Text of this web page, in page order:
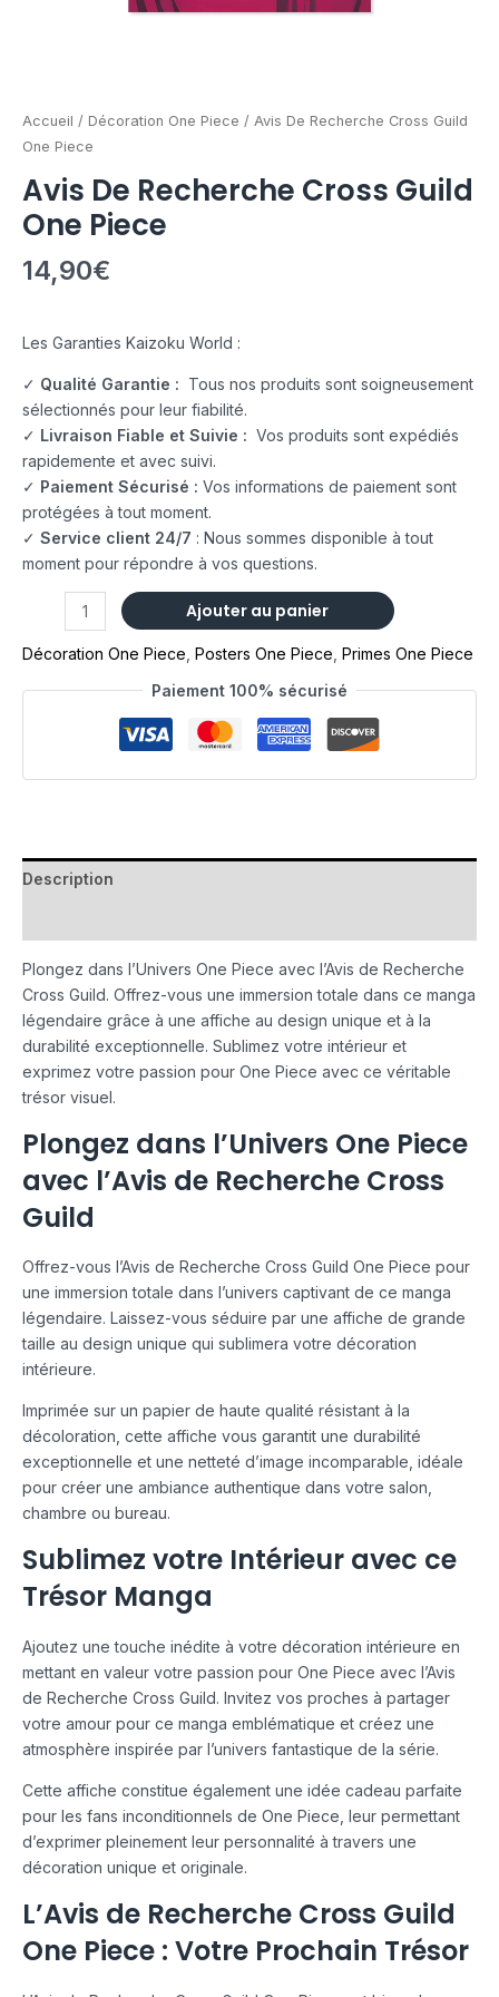
Accueil / Décoration One Piece / Avis De Recherche Cross Guild
One Piece
Avis De Recherche Cross Guild
One Piece
14,90€
Les Garanties Kaizoku World :
✓ Qualité Garantie : Tous nos produits sont soigneusement
sélectionnés pour leur fiabilité.
✓ Livraison Fiable et Suivie : Vos produits sont expédiés
rapidemente et avec suivi.
✓ Paiement Sécurisé : Vos informations de paiement sont
protégées à tout moment.
✓ Service client 24/7 : Nous sommes disponible à tout
moment pour répondre à vos questions.
Ajouter au panier
Décoration One Piece Posters One Piece Primes One Piece
Paiement 100% sécurisé
Description
Plongez dans l’Univers One Piece avec l’Avis de Recherche
Cross Guild. Offrez-vous une immersion totale dans ce manga
légendaire grâce à une affiche au design unique et à la
durabilité exceptionnelle. Sublimez votre intérieur et
exprimez votre passion pour One Piece avec ce véritable
trésor visuel.
Plongez dans l’Univers One Piece
avec l’Avis de Recherche Cross
Guild
Offrez-vous l’Avis de Recherche Cross Guild One Piece pour
une immersion totale dans l’univers captivant de ce manga
légendaire. Laissez-vous séduire par une affiche de grande
taille au design unique qui sublimera votre décoration
intérieure.
Imprimée sur un papier de haute qualité résistant à la
décoloration, cette affiche vous garantit une durabilité
exceptionnelle et une netteté d’image incomparable, idéale
pour créer une ambiance authentique dans votre salon,
chambre ou bureau.
Sublimez votre Intérieur avec ce
Trésor Manga
Ajoutez une touche inédite à votre décoration intérieure en
mettant en valeur votre passion pour One Piece avec l’Avis
de Recherche Cross Guild. Invitez vos proches à partager
votre amour pour ce manga emblématique et créez une
atmosphère inspirée par l’univers fantastique de la série.
Cette affiche constitue également une idée cadeau parfaite
pour les fans inconditionnels de One Piece, leur permettant
d’exprimer pleinement leur personnalité à travers une
décoration unique et originale.
L’Avis de Recherche Cross Guild
One Piece : Votre Prochain Trésor